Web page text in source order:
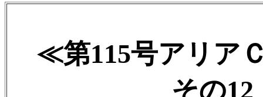
≪第115号アリア
その